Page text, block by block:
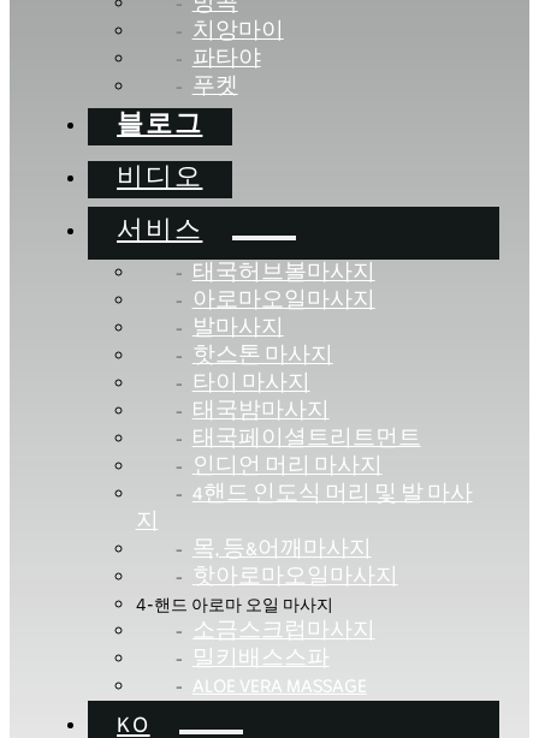
치앙마이
파타야
푸켓
블로그
비디오
서비스
태국허브볼마사지
아로마오일마사지
발마사지
핫스톤 마사지
타이 마사지
태국밤마사지
태국페이셜트리트먼트
인디언 머리 마사지
4핸드 인도식 머리 및 발 마사
지
목, 등&어깨마사지
핫아로마오일마사지
4-핸드 아로마 오일 마사지
소금스크럽마사지
밀키배스스파
ALOE VERA MASSAGE
KO